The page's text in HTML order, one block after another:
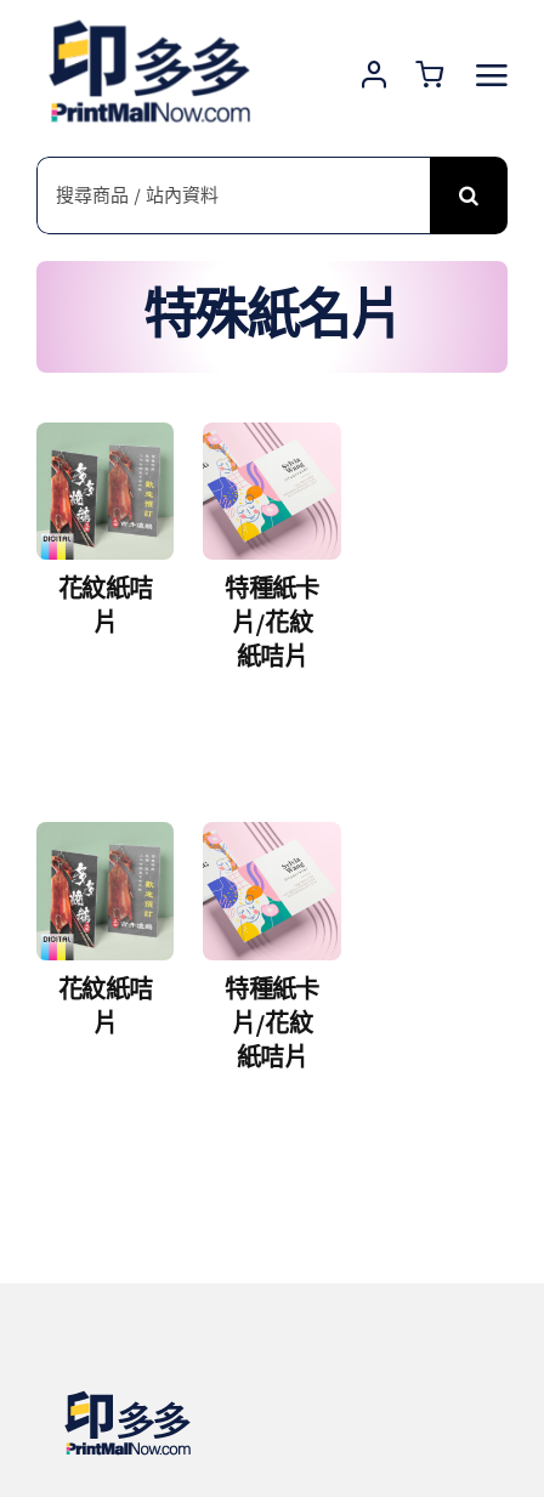
content
搜
特殊紙名片
花紋紙咭
片
特種紙卡
片/花紋
紙咭片
花紋紙咭
片
特種紙卡
片/花紋
紙咭片